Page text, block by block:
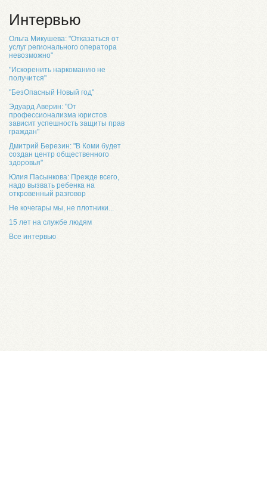
Интервью
Ольга Микушева: "Отказаться от
услуг регионального оператора
невозможно"
"Искоренить наркоманию не
получится"
"БезОпасный Новый год"
Эдуард Аверин: "От
профессионализма юристов
зависит успешность защиты прав
граждан"
Дмитрий Березин: "В Коми будет
создан центр общественного
здоровья"
Юлия Пасынкова: Прежде всего,
надо вызвать ребенка на
откровенный разговор
Не кочегары мы, не плотники...
15 лет на службе людям
Все интервью